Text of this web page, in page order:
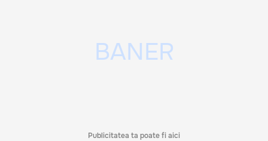
Publicitatea ta poate fi aici